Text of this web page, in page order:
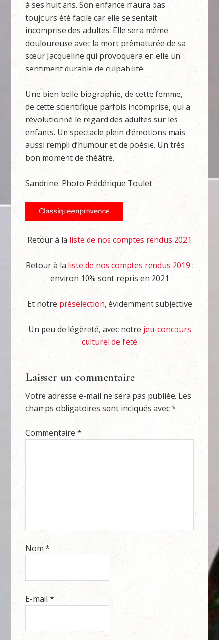
à ses huit ans. Son enfance n’aura pas
toujours été facile car elle se sentait
incomprise des adultes. Elle sera même
douloureuse avec la mort prématurée de sa
sœur Jacqueline qui provoquera en elle un
sentiment durable de culpabilité.
Une bien belle biographie, de cette femme,
de cette scientifique parfois incomprise, qui a
révolutionné le regard des adultes sur les
enfants. Un spectacle plein d’émotions mais
aussi rempli d’humour et de poésie. Un très
bon moment de théâtre.
Sandrine. Photo Frédérique Toulet
Retour à la liste de nos comptes rendus 2021
Retour à laliste de nos comptes rendus 2019 :
environ 10% sont repris en 2021
Et notre présélection, évidemment subjective
Un peu de légèreté, avec notre jeu-concours
culturel de l’été
Laisser un commentaire
Votre adresse e-mail ne sera pas publiée. Les
champs obligatoires sont indiqués avec*
Commentaire*
Nom*
E-mail*